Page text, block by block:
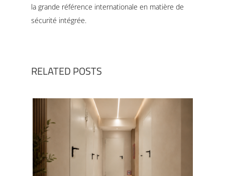
la grande référence internationale en matière de
sécurité intégrée.
RELATED POSTS